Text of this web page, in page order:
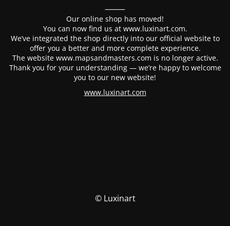
⸻
Our online shop has moved!
You can now find us at www.luxinart.com.
We’ve integrated the shop directly into our official website to
offer you a better and more complete experience.
The website www.mapsandmasters.com is no longer active.
Thank you for your understanding — we’re happy to welcome
you to our new website!
www.luxinart.com
© Luxinart